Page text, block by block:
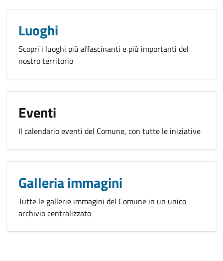
Luoghi
Scopri i luoghi più affascinanti e più importanti del
nostro territorio
Eventi
Il calendario eventi del Comune, con tutte le iniziative
Galleria immagini
Tutte le gallerie immagini del Comune in un unico
archivio centralizzato